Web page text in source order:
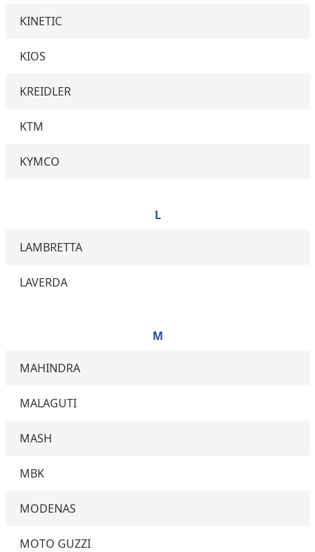
KINETIC
KIOS
KREIDLER
KTM
KYMCO
L
LAMBRETTA
LAVERDA
M
MAHINDRA
MALAGUTI
MASH
MBK
MODENAS
MOTO GUZZI